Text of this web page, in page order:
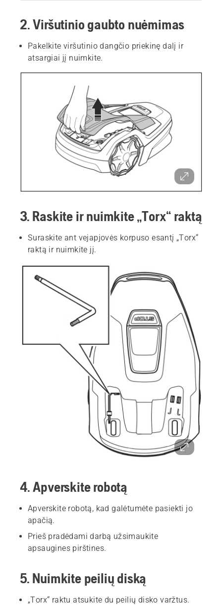
2. Viršutinio gaubto nuėmimas
Pakelkite viršutinio dangčio priekinę dalį ir
atsargiai jį nuimkite.
3. Raskite ir nuimkite „Torx“ raktą
Suraskite ant vejapjovės korpuso esantį „Torx“
raktą ir nuimkite jį.
4. Apverskite robotą
Apverskite robotą, kad galėtumėte pasiekti jo
apačią.
Prieš pradėdami darbą užsimaukite
apsaugines pirštines.
5. Nuimkite peilių diską
„Torx“ raktu atsukite du peilių disko varžtus.